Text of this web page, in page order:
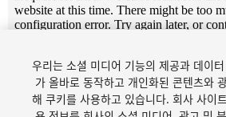
1/9
우리는 소셜 미디어 기능의 제공과 데이
가 올바로 동작하고 개인화된 콘텐츠와
해 쿠키를 사용하고 있습니다. 회사 사이